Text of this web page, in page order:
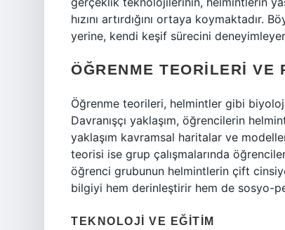
hızını artırdığını ortaya koymaktadır.
yerine, kendi keşif sürecini
ÖĞRENME TEORILERI VE
Öğrenme teorileri, helmintler gibi
Davranışçı yaklaşım, öğrencilerin
yaklaşım kavramsal haritalar ve
teorisi ise grup çalışmalarında
öğrenci grubunun helmintlerin çift
bilgiyi hem derinleştirir hem de sosyo-
TEKNOLOJI VE EĞITIM